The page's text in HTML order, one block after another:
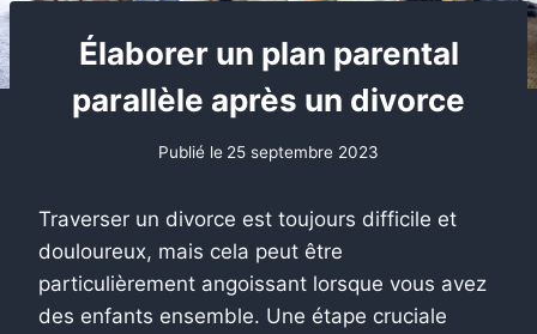
Élaborer un plan parental
parallèle après un divorce
Publié le 25 septembre 2023
Traverser un divorce est toujours difficile et
douloureux, mais cela peut être
particulièrement angoissant lorsque vous avez
des enfants ensemble. Une étape cruciale